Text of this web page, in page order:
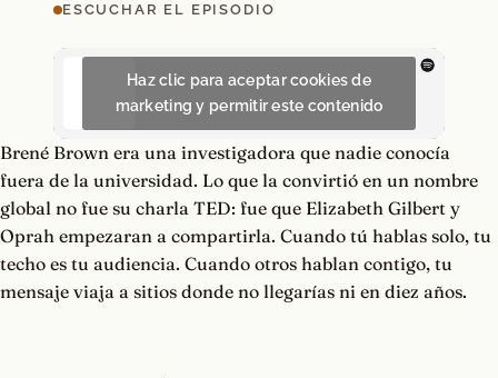
ESCUCHAR EL EPISODIO
Haz clic para aceptar cookies de
marketing y permitir este contenido
Brené Brown era una investigadora que nadie conocía
fuera de la universidad. Lo que la convirtió en un nombre
global no fue su charla TED: fue que Elizabeth Gilbert y
Oprah empezaran a compartirla. Cuando tú hablas solo, tu
techo es tu audiencia. Cuando otros hablan contigo, tu
mensaje viaja a sitios donde no llegarías ni en diez años.